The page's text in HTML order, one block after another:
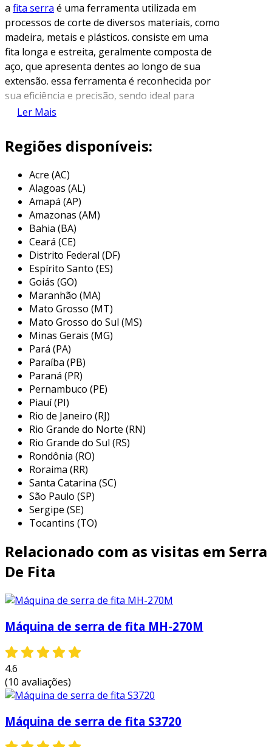
a fita serra é uma ferramenta utilizada em
processos de corte de diversos materiais, como
madeira, metais e plásticos. consiste em uma
fita longa e estreita, geralmente composta de
aço, que apresenta dentes ao longo de sua
extensão. essa ferramenta é reconhecida por
sua eficiência e precisão, sendo ideal para
cortes de diferentes formatos e dimensões.
em máquinas chamadas de serra fita, que
da fita é realizada por rolos que a impulsionam,
permitindo cortes rápidos e fluídos. a
versatilidade deste equipamento é um de seus
principais atrativos, permitindo realizar cortes
retos, curvos e até mesmo em ângulos
específicos, dependendo do modelo da serra.
principais aplicações da fita serra
a fita serra é utilizada em uma variedade de
indústrias e aplicações, devido à sua capacidade
de oferecer cortes precisos e de alta qualidade.
entre as principais aplicações, destacam-se:
indústria madeireira:
cortar tábuas, chapas e outros produtos
de madeira, garantindo acabamentos
precisos.
metalúrgica:ideal para cortes de metais
ferrosos e não ferrosos, possibilitando a
fabricação de peças e componentes
variados.
construção civil:
estruturas metálicas e outros materiais
utilizados em obras, promovendo
artesanato:ferramenta apreciada por
profissionais e amadores, possibilitando a
madeira e outros materiais.
essas aplicações demonstram a ampla utilidade
em diversas áreas. a precisão dos cortes
garante um acabamento de qualidade,
contribuindo para a eficiência dos processos
produtivos.
vantagens e benefícios da fita serra
Ler Mais
Regiões disponíveis:
Acre (AC)
Alagoas (AL)
Amapá (AP)
Amazonas (AM)
Bahia (BA)
Ceará (CE)
Distrito Federal (DF)
Espírito Santo (ES)
Goiás (GO)
Maranhão (MA)
Mato Grosso (MT)
Mato Grosso do Sul (MS)
Minas Gerais (MG)
Pará (PA)
Paraíba (PB)
Paraná (PR)
Pernambuco (PE)
Piauí (PI)
Rio de Janeiro (RJ)
Rio Grande do Norte (RN)
Rio Grande do Sul (RS)
Rondônia (RO)
Roraima (RR)
Santa Catarina (SC)
São Paulo (SP)
Sergipe (SE)
Tocantins (TO)
Relacionado com as visitas em Serra
De Fita
Máquina de serra de fita MH-270M
4.6
(10 avaliações)
Máquina de serra de fita S3720